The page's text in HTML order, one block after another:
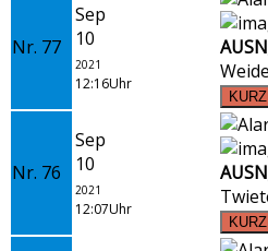
Nr. 77
Sep
10
2021
12:16Uhr
Nr. 76
Sep
10
2021
12:07Uhr